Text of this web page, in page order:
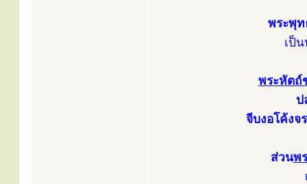
พระพุท
เป็
พระหัตถ์
ป
จีบงอโค้งจ
ส่วนพ